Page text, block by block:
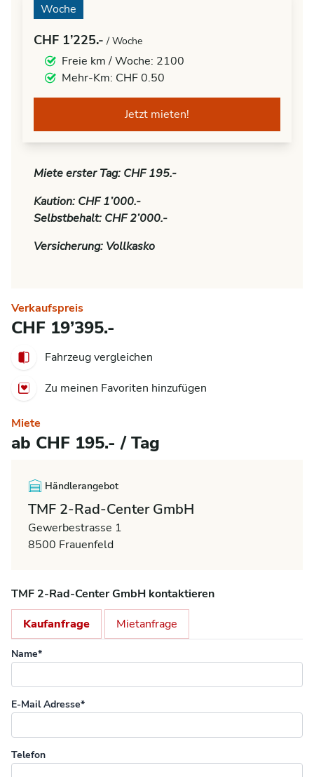
Woche
CHF 1’225.- / Woche
Freie km / Woche: 2100
Mehr-Km: CHF 0.50
Jetzt mieten!
Miete erster Tag: CHF 195.-
Kaution: CHF 1’000.-
Selbstbehalt: CHF 2’000.-
Versicherung: Vollkasko
Verkaufspreis
CHF 19’395.-
Fahrzeug vergleichen
Zu meinen Favoriten hinzufügen
Miete
ab CHF 195.- / Tag
Händlerangebot
TMF 2-Rad-Center GmbH
Gewerbestrasse 1
8500 Frauenfeld
TMF 2-Rad-Center GmbH kontaktieren
Kaufanfrage
Mietanfrage
Name*
E-Mail Adresse*
Telefon